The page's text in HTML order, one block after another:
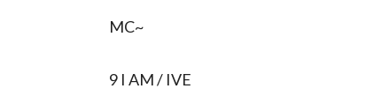
MC~
9 I AM / IVE